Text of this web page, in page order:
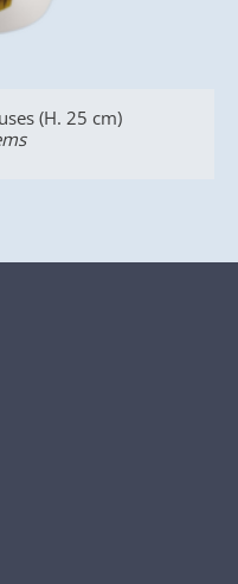
Coffret Bébé
Special Items